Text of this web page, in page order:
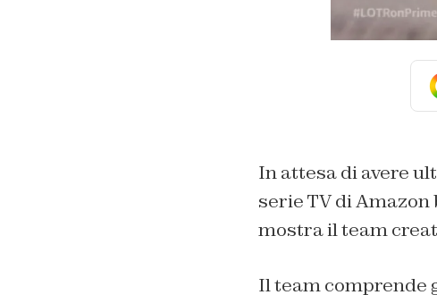
In attesa di avere
serie TV di
mostra il team
Il team comprende